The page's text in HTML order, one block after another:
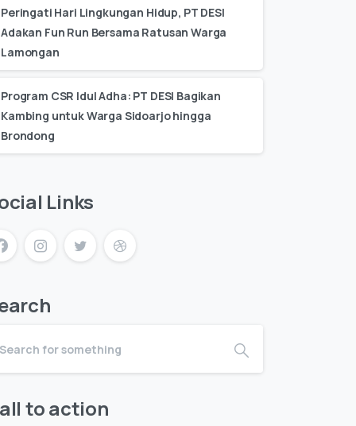
Peringati Hari Lingkungan Hidup, PT DESI
Adakan Fun Run Bersama Ratusan Warga
Lamongan
Program CSR Idul Adha: PT DESI Bagikan
Kambing untuk Warga Sidoarjo hingga
Brondong
Links
to action